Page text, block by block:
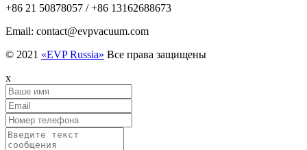
+86 21 50878057 / +86 13162688673
Email: contact@evpvacuum.com
© 2021 «EVP Russia» Все права защищены
x